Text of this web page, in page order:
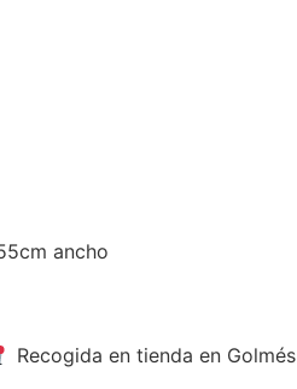
ancho
Recogida en tienda en Golmés